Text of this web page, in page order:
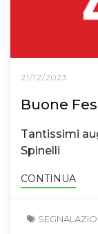
21/12/2023
Buone
Tantissimi
Spinelli
CONTINUA